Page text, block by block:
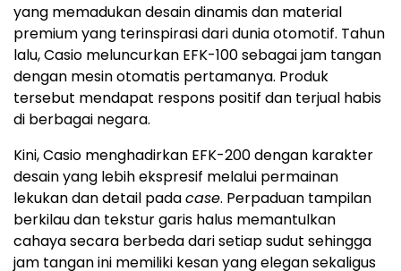
yang memadukan desain dinamis dan material
premium yang terinspirasi dari dunia otomotif. Tahun
lalu, Casio meluncurkan EFK-100 sebagai jam tangan
dengan mesin otomatis pertamanya. Produk
tersebut mendapat respons positif dan terjual habis
di berbagai negara.
Kini, Casio menghadirkan EFK-200 dengan karakter
desain yang lebih ekspresif melalui permainan
lekukan dan detail padacase. Perpaduan tampilan
berkilau dan tekstur garis halus memantulkan
cahaya secara berbeda dari setiap sudut sehingga
jam tangan ini memiliki kesan yang elegan sekaligus